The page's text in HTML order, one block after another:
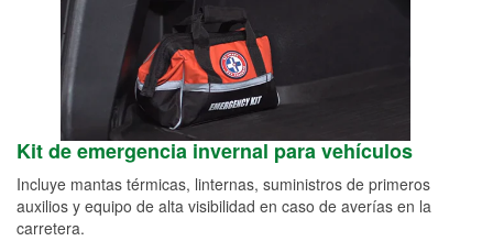
Kit de emergencia invernal para vehículos
Incluye mantas térmicas, linternas, suministros de primeros
auxilios y equipo de alta visibilidad en caso de averías en la
carretera.